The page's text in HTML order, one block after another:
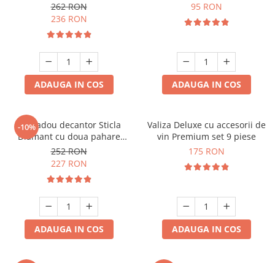
262 RON
236 RON
ADAUGA IN COS
95 RON
ADAUGA IN COS
-10%
Set cadou decantor Sticla
Diamant cu doua pahare
Deluxe
252 RON
227 RON
ADAUGA IN COS
Valiza Deluxe cu accesorii de
vin Premium set 9 piese
175 RON
ADAUGA IN COS